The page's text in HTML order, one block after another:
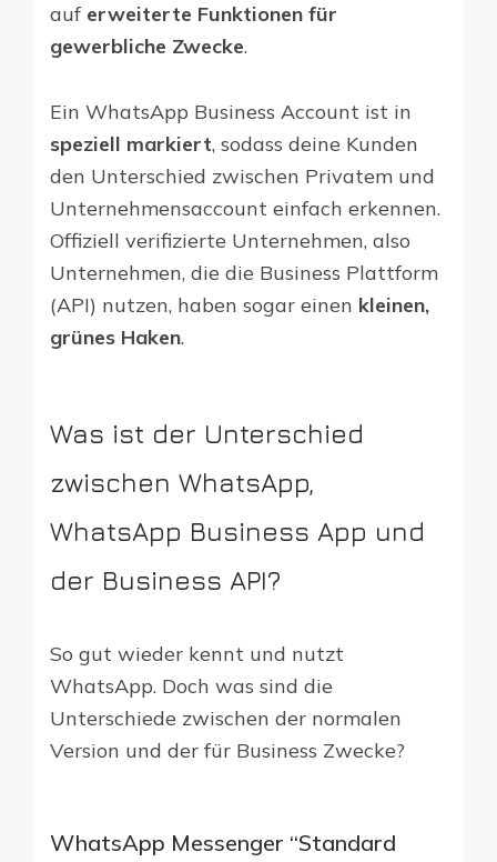
auf erweiterte Funktionen für
gewerbliche Zwecke.
Ein WhatsApp Business Account ist in
speziell markiert, sodass deine Kunden
den Unterschied zwischen Privatem und
Unternehmensaccount einfach erkennen.
Offiziell verifizierte Unternehmen, also
Unternehmen, die die Business Plattform
(API) nutzen, haben sogar einen kleinen,
grünes Haken.
Was ist der Unterschied
zwischen WhatsApp,
WhatsApp Business App und
der Business API?
So gut wieder kennt und nutzt
WhatsApp. Doch was sind die
Unterschiede zwischen der normalen
Version und der für Business Zwecke?
WhatsApp Messenger “Standard